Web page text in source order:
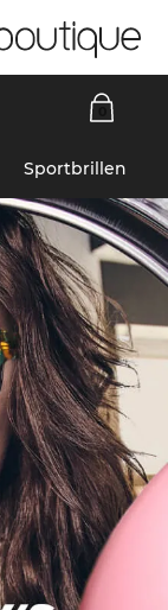
Sportbrillen